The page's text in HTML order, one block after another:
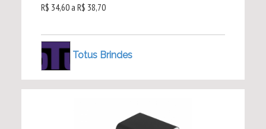
R$ 34,60 a R$ 38,70
Totus Brindes